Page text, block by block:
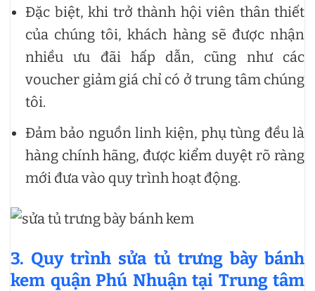
Đặc biệt, khi trở thành hội viên thân thiết
của chúng tôi, khách hàng sẽ được nhận
nhiều ưu đãi hấp dẫn, cũng như các
voucher giảm giá chỉ có ở trung tâm chúng
tôi.
Đảm bảo nguồn linh kiện, phụ tùng đều là
hàng chính hãng, được kiểm duyệt rõ ràng
mới đưa vào quy trình hoạt động.
3. Quy trình sửa tủ trưng bày bánh
kem quận Phú Nhuận tại Trung tâm